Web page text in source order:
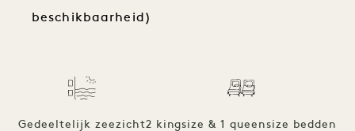
beschikbaarheid)
Gedeeltelijk zeezicht2 kingsize & 1 queensize bedden